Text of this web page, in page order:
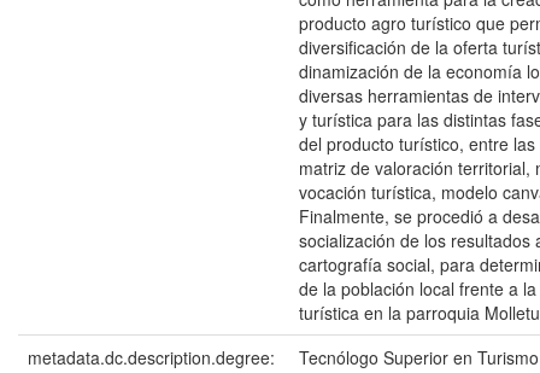
producto agro turístico que
diversificación de la oferta
dinamización de la economía
diversas herramientas de
y turística para las distintas
del producto turístico, entre
matriz de valoración territorial,
vocación turística, modelo
Finalmente, se procedió a
socialización de los resultados
cartografía social, para
de la población local frente a
turística en la parroquia
metadata.dc.description.degree:
Tecnólogo Superior en